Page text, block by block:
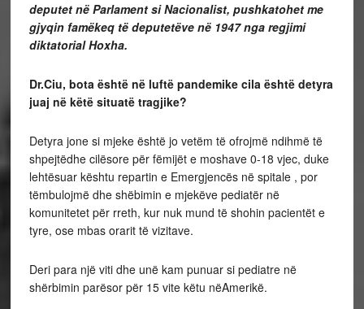
deputet në Parlament si Nacionalist, pushkatohet me
gjyqin famëkeq të deputetëve në 1947 nga regjimi
diktatorial Hoxha.
Dr.Ciu, bota është në luftë pandemike cila është detyra
juaj në këtë situatë tragjike?
Detyra jone si mjeke është jo vetëm të ofrojmë ndihmë të
shpejtëdhe cilësore për fëmijët e moshave 0-18 vjec, duke
lehtësuar kështu repartin e Emergjencës në spitale , por
tëmbulojmë dhe shëbimin e mjekëve pediatër në
komunitetet për rreth, kur nuk mund të shohin pacientët e
tyre, ose mbas orarit të vizitave.
Deri para një viti dhe unë kam punuar si pediatre në
shërbimin parësor për 15 vite këtu nëAmerikë.